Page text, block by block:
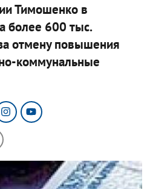
Тимошенко в
более 600 тыс.
отмену повышения
коммунальные